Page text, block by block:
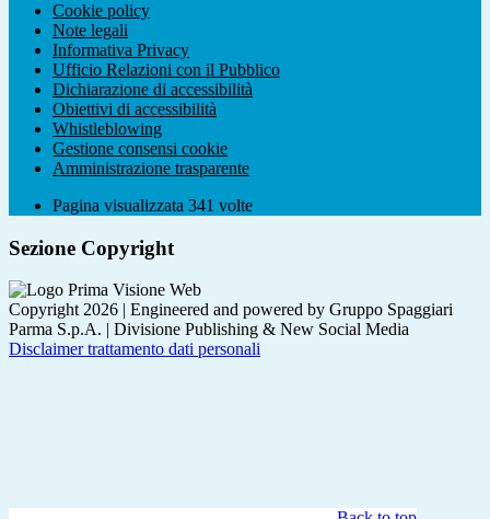
Cookie policy
Note legali
Informativa Privacy
Ufficio Relazioni con il Pubblico
Dichiarazione di accessibilità
Obiettivi di accessibilità
Whistleblowing
Gestione consensi cookie
Amministrazione trasparente
Pagina visualizzata 341 volte
Sezione Copyright
Copyright 2026 | Engineered and powered by Gruppo Spaggiari
Parma S.p.A. | Divisione Publishing & New Social Media
Disclaimer trattamento dati personali